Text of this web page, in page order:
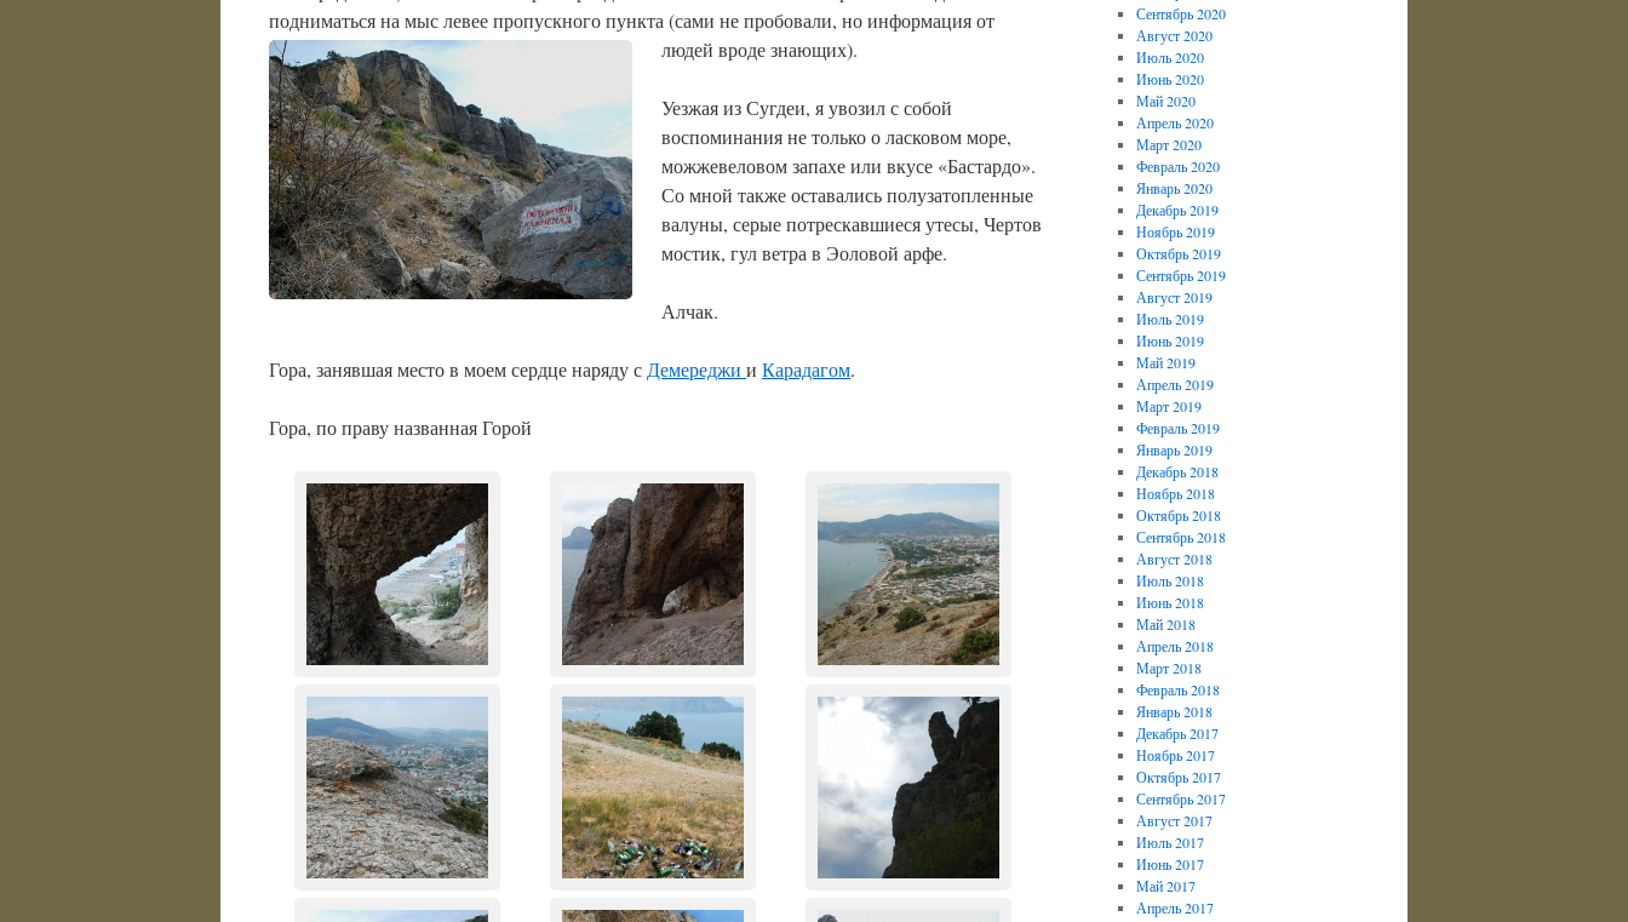
подниматься на мыс левее пропускного пункта (сами не пробовали, но информация от
людей вроде знающих).
Уезжая из Сугдеи, я увозил с собой
воспоминания не только о ласковом море,
можжевеловом запахе или вкусе «Бастардо».
Со мной также оставались полузатопленные
валуны, серые потрескавшиеся утесы, Чертов
мостик, гул ветра в Эоловой арфе.
Алчак.
Гора, занявшая место в моем сердце наряду с Демереджи и Карадагом.
Гора, по праву названная Горой
Сентябрь 2020
Август 2020
Июль 2020
Июнь 2020
Май 2020
Апрель 2020
Март 2020
Февраль 2020
Январь 2020
Декабрь 2019
Ноябрь 2019
Октябрь 2019
Сентябрь 2019
Август 2019
Июль 2019
Июнь 2019
Май 2019
Апрель 2019
Март 2019
Февраль 2019
Январь 2019
Декабрь 2018
Ноябрь 2018
Октябрь 2018
Сентябрь 2018
Август 2018
Июль 2018
Июнь 2018
Май 2018
Апрель 2018
Март 2018
Февраль 2018
Январь 2018
Декабрь 2017
Ноябрь 2017
Октябрь 2017
Сентябрь 2017
Август 2017
Июль 2017
Июнь 2017
Май 2017
Апрель 2017